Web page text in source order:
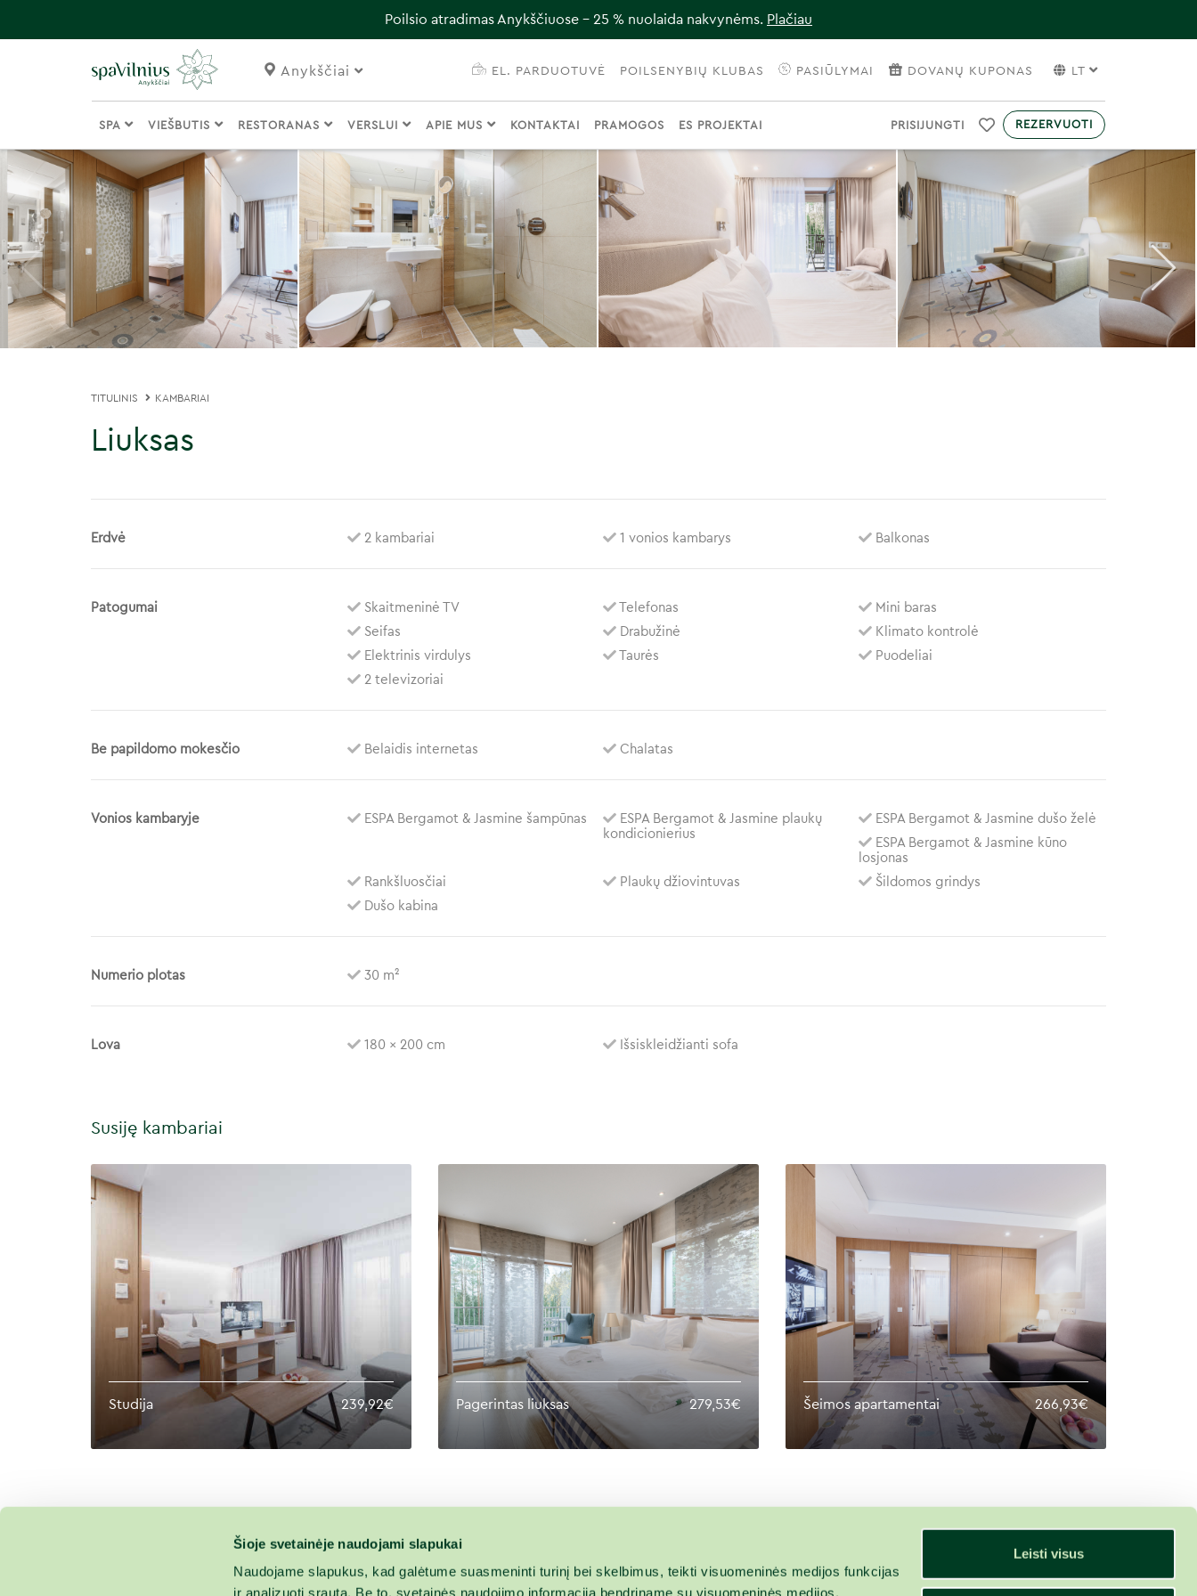
Šioje svetainėje naudojami slapukai
Naudojame slapukus, kad galėtume suasmeninti turinį bei skelbimus, teikti visuomeninės medijos funkcijas
ir analizuoti srautą. Be to, svetainės naudojimo informaciją bendriname su visuomeninės medijos,
Leisti visus
Poilsio atradimas Anykščiuose – 25 % nuolaida nakvynėms. Plačiau
Anykščiai EL. PARDUOTUVĖ POILSENYBIŲ KLUBAS PASIŪLYMAI DOVANŲ KUPONAS LT
SPA VIEŠBUTIS RESTORANAS VERSLUI APIE MUS KONTAKTAI PRAMOGOS ES PROJEKTAI PRISIJUNGTI REZERVUOTI
TITULINIS KAMBARIAI
Liuksas
Erdvė 2 kambariai 1 vonios kambarys Balkonas
Patogumai Skaitmeninė TV Telefonas
Mini baras
Seifas
Drabužinė
Klimato kontrolė
Elektrinis virdulys
Taurės
Puodeliai
2 televizoriai
Be papildomo mokesčio Belaidis internetas Chalatas
Vonios kambaryje ESPA Bergamot & Jasmine šampūnas
ESPA Bergamot & Jasmine plaukų
kondicionierius
ESPA Bergamot & Jasmine dušo želė
ESPA Bergamot & Jasmine kūno
losjonas
Rankšluosčiai
Plaukų džiovintuvas
Šildomos grindys
Dušo kabina
Numerio plotas 30 m²
Lova 180 x 200 cm Išsiskleidžianti sofa
Susiję kambariai
Studija 239,92€ Pagerintas liuksas 279,53€ Šeimos apartamentai 266,93€